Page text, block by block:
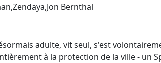
Bernthal
adulte, vit seul, s'est
à la protection de la ville -